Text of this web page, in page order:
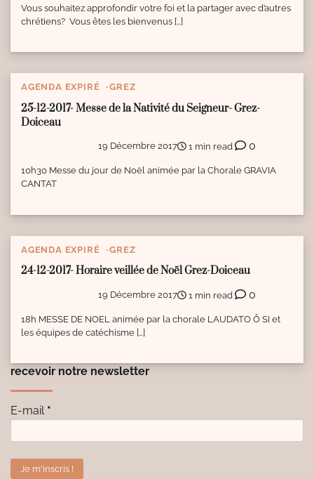
Vous souhaitez approfondir votre foi et la partager avec d’autres
chrétiens? Vous êtes les bienvenus […]
AGENDA EXPIRÉ GREZ
25-12-2017- Messe de la Nativité du Seigneur- Grez-
Doiceau
19 Décembre 2017 1 min read 0
10h30 Messe du jour de Noël animée par la Chorale GRAVIA
CANTAT
AGENDA EXPIRÉ GREZ
24-12-2017- Horaire veillée de Noël Grez-Doiceau
19 Décembre 2017 1 min read 0
18h MESSE DE NOEL animée par la chorale LAUDATO Ô SI et
les équipes de catéchisme […]
recevoir notre newsletter
E-mail *